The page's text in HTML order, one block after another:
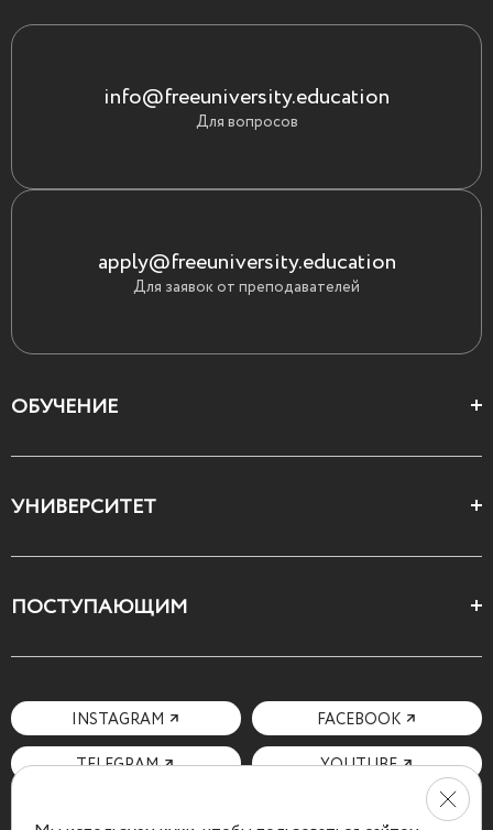
info@freeuniversity.education
Для вопросов
apply@freeuniversity.education
Для заявок от преподавателей
INSTAGRAM FACEBOOK
TELEGRAM YOUTUBE
ОБУЧЕНИЕ
Все курсы
УНИВЕРСИТЕТ
Декларация ценностей
ПОСТУПАЮЩИМ
Мотивационное письмо
Вопросы и ответы